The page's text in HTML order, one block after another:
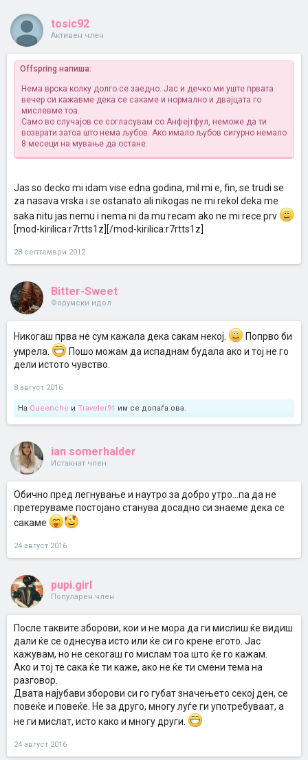
tosic92
Активен член
Offspring напиша:
Нема врска колку долго се заедно. Јас и дечко ми уште првата
вечер си кажавме дека се сакаме и нормално и двајцата го
мислевме тоа.
Само во случајов се согласувам со Анфејтфул, неможе да ти
возврати затоа што нема љубов. Ако имало љубов сигурно немало
8 месеци на мување да остане.
Jas so decko mi idam vise edna godina, mil mi e, fin, se trudi se
za nasava vrska i se ostanato ali nikogas ne mi rekol deka me
saka nitu jas nemu i nema ni da mu recam ako ne mi rece prv
[mod-kirilica:r7rtts1z][/mod-kirilica:r7rtts1z]
28 септември 2012
Bitter-Sweet
Форумски идол
Никогаш прва не сум кажала дека сакам некој.
Попрво би
умрела.
Пошо можам да испаднам будала ако и тој не го
дели истото чувство.
8 август 2016
На Queenche и Traveler91 им се допаѓа ова.
ian somerhalder
Истакнат член
Обично пред легнување и наутро за добро утро...па да не
претеруваме постојано станува досадно си знаеме дека се
сакаме
24 август 2016
pupi.girl
Популарен член
После таквите зборови, кои и не мора да ги мислиш ќе видиш
дали ќе се однесува исто или ќе си го крене егото. Јас
кажувам, но не секогаш го мислам тоа што ќе го кажам.
Ако и тој те сака ќе ти каже, ако не ќе ти смени тема на
разговор.
Двата најубави зборови си го губат значењето секој ден, се
повеќе и повеќе. Не за друго, многу луѓе ги употребуваат, а
не ги мислат, исто како и многу други.
24 август 2016